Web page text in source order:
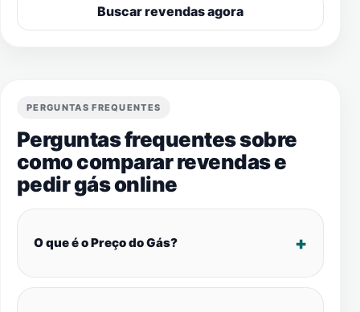
Buscar revendas agora
PERGUNTAS FREQUENTES
Perguntas frequentes sobre
como comparar revendas e
pedir gás online
O que é o Preço do Gás?